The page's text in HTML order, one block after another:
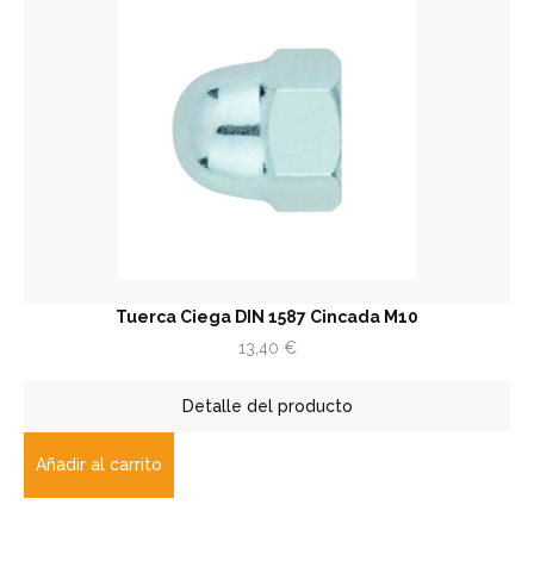
Tuerca Ciega DIN 1587 Cincada M10
13,40 €
Detalle del producto
Añadir al carrito